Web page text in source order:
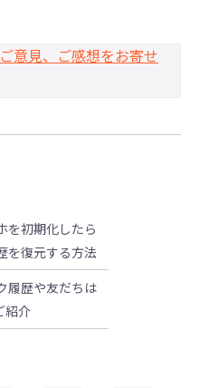
意見、ご感想をお寄せ
を初期化したら
を復元する方法
履歴や友だちは
紹介